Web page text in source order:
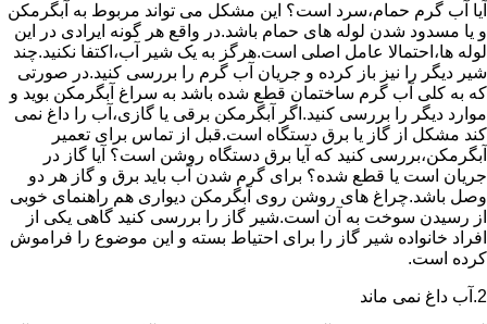
آیا آب گرم حمام،سرد است؟ این مشکل می تواند مربوط به آبگرمکن
و یا مسدود شدن لوله های حمام باشد.در واقع هر گونه ایرادی در این
لوله ها،احتمالا عامل اصلی است.هرگز به یک شیر آب،اکتفا نکنید.چند
شیر دیگر را نیز باز کرده و جریان آب گرم را بررسی کنید.در صورتی
که به کلی آب گرم ساختمان قطع شده باشد به سراغ آبگرمکن بوید و
موارد دیگر را بررسی کنید.اگر آبگرمکن برقی یا گازی،آب را داغ نمی
کند مشکل از گاز یا برق دستگاه است.قبل از تماس برای تعمیر
آبگرمکن،بررسی کنید که آیا برق دستگاه روشن است؟ آیا گاز در
جریان است یا قطع شده؟ برای گرم شدن آب باید برق و گاز هر دو
وصل باشد.چراغ های روشن روی آبگرمکن دیواری هم راهنمای خوبی
از رسیدن سوخت به آن است.شیر گاز را بررسی کنید گاهی یکی از
افراد خانواده شیر گاز را برای احتیاط بسته و این موضوع را فراموش
کرده است.
2.آب داغ نمی ماند